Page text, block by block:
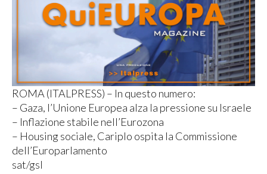
ROMA (ITALPRESS) – In questo numero:
– Gaza, l’Unione Europea alza la pressione su Israele
– Inflazione stabile nell’Eurozona
– Housing sociale, Cariplo ospita la Commissione
dell’Europarlamento
sat/gsl